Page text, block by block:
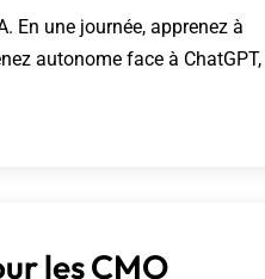
En une journée, apprenez à
autonome face à ChatGPT,
les CMO